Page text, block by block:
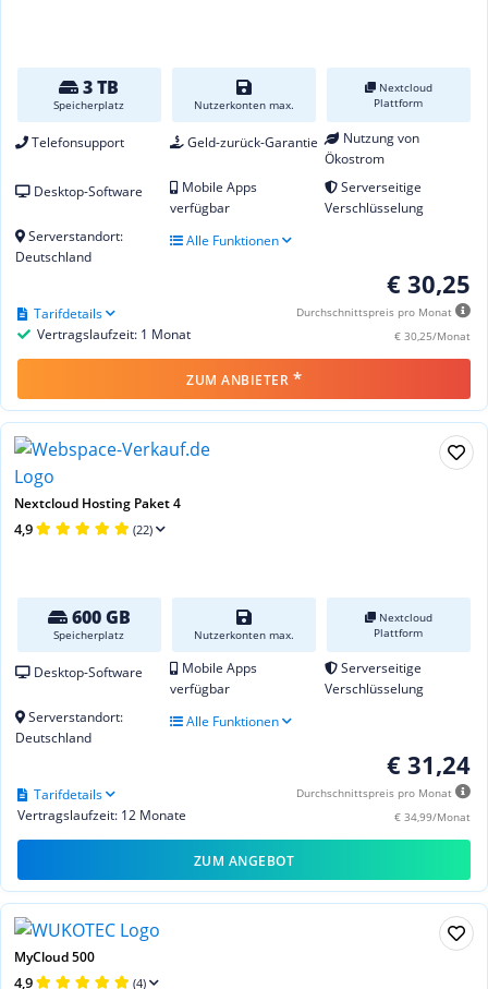
3 TB
Speicherplatz Nutzerkonten max.
Nextcloud
Plattform
Telefonsupport Geld-zurück-Garantie
Nutzung von
Ökostrom
Desktop-Software
Mobile Apps
verfügbar
Serverseitige
Verschlüsselung
Serverstandort:
Deutschland
Alle Funktionen
€ 30,25
Durchschnittspreis pro Monat
€ 30,25/Monat
Vertragslaufzeit: 1 Monat
Tarifdetails
ZUM ANBIETER *
Nextcloud Hosting Paket 4
4,9 (22)
600 GB
Speicherplatz Nutzerkonten max.
Nextcloud
Plattform
Desktop-Software
Mobile Apps
verfügbar
Serverseitige
Verschlüsselung
Serverstandort:
Deutschland
Alle Funktionen
€ 31,24
Durchschnittspreis pro Monat
€ 34,99/Monat
Vertragslaufzeit: 12 Monate
Tarifdetails
ZUM ANGEBOT
MyCloud 500
4,9 (4)